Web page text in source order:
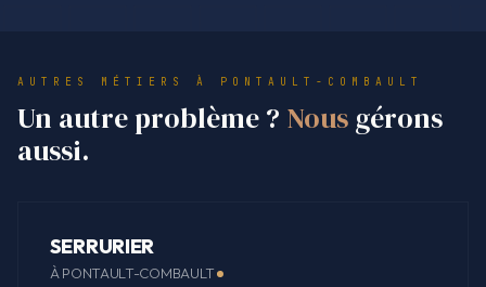
AUTRES MÉTIERS À PONTAULT-COMBAULT
Un autre problème ? Nousgérons
aussi.
SERRURIER
À PONTAULT-COMBAULT